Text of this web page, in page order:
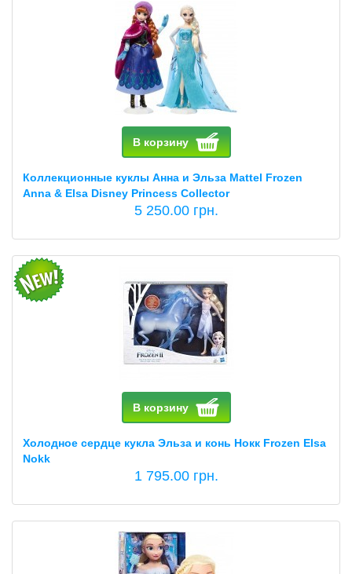
В корзину
Коллекционные куклы Анна и Эльза Mattel Frozen
Anna & Elsa Disney Princess Collector
5 250.00 грн.
В корзину
Холодное сердце кукла Эльза и конь Нокк Frozen Elsa
Nokk
1 795.00 грн.